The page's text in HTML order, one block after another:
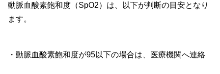
動脈血酸素飽和度（SpO2）は、以下が判断の目安となり
ます。
・動脈血酸素飽和度が95以下の場合は、医療機関へ連絡